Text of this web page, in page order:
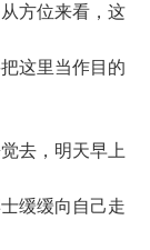
方位来看，这
这里当作目的
去，明天早上
缓缓向自己走